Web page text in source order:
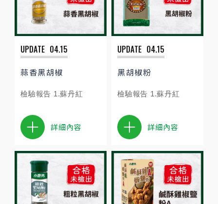
UPDATE 04.15
蒜香黑胡椒
檢驗報告 1.蘇丹紅
詳細內容
UPDATE 04.15
黑胡椒粉
檢驗報告 1.蘇丹紅
詳細內容